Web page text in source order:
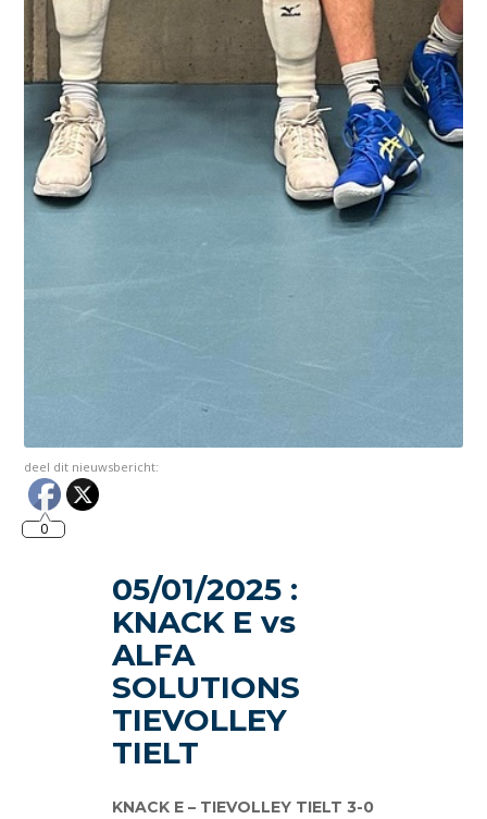
deel dit nieuwsbericht:
0
05/01/2025 :
KNACK E vs
ALFA
SOLUTIONS
TIEVOLLEY
TIELT
KNACK E – TIEVOLLEY TIELT 3-0